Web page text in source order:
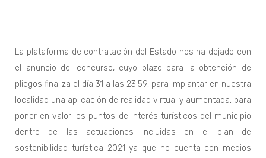
La plataforma de contratación del Estado nos ha dejado con
el anuncio del concurso, cuyo plazo para la obtención de
pliegos finaliza el día 31 a las 23:59, para implantar en nuestra
localidad una aplicación de realidad virtual y aumentada, para
poner en valor los puntos de interés turísticos del municipio
dentro de las actuaciones incluidas en el plan de
sostenibilidad turística 2021 ya que no cuenta con medios